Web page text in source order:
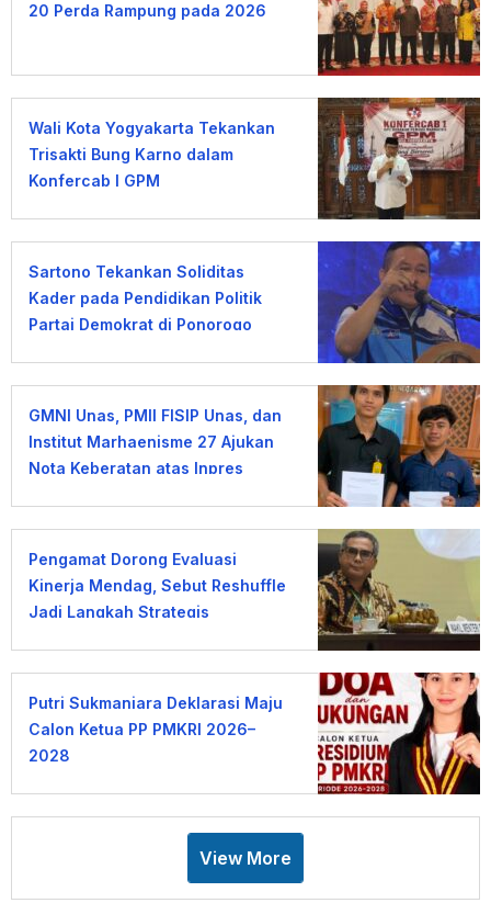
20 Perda Rampung pada 2026
Wali Kota Yogyakarta Tekankan
Trisakti Bung Karno dalam
Konfercab I GPM
Sartono Tekankan Soliditas
Kader pada Pendidikan Politik
Partai Demokrat di Ponorogo
GMNI Unas, PMII FISIP Unas, dan
Institut Marhaenisme 27 Ajukan
Nota Keberatan atas Inpres
Pengamat Dorong Evaluasi
Kinerja Mendag, Sebut Reshuffle
Jadi Langkah Strategis
Putri Sukmaniara Deklarasi Maju
Calon Ketua PP PMKRI 2026–
2028
View More